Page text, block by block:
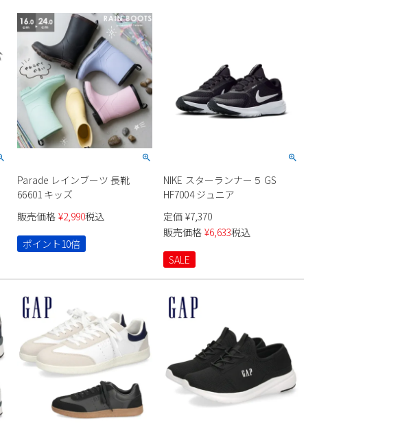
Parade レインブーツ 長靴
66601 キッズ
販売価格 ¥2,990税込
ポイント10倍
NIKE スターランナー５ GS
HF7004 ジュニア
定価 ¥7,370
販売価格 ¥6,633税込
SALE